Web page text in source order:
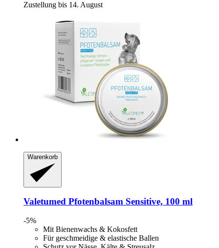
Zustellung bis 14. August
Warenkorb
Valetumed Pfotenbalsam Sensitive, 100 ml
-5%
Mit Bienenwachs & Kokosfett
Für geschmeidige & elastische Ballen